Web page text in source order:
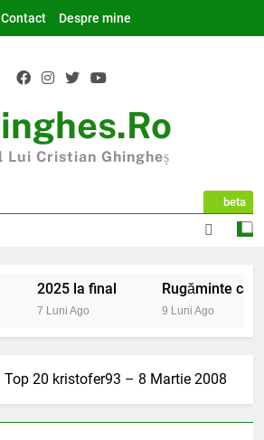
Contact Despre mine
Lui Cristian Ghingheș
beta
2025 la final
7 Luni Ago
Rugăminte
9 Luni Ago
Top 20 kristofer93 – 8 Martie 2008